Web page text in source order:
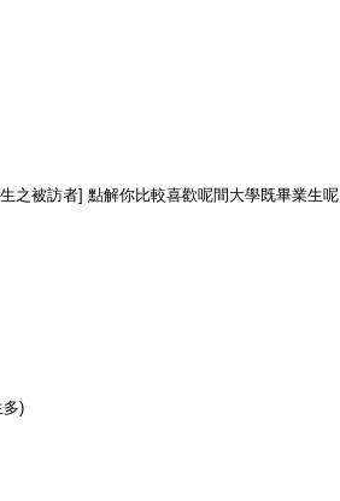
之被訪者] 點解你比較喜歡呢間大學既畢業生
多)